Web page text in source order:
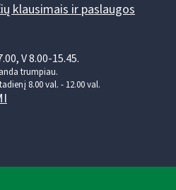
klausimais ir paslaugos
V 8.00-15.45.
trumpiau.
8.00 val. - 12.00 val.